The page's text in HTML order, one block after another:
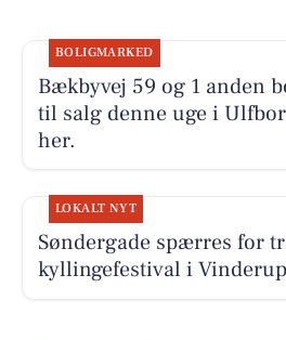
BOLIGMARKED
Bækbyvej 59 og 1 anden
til salg denne uge i
her.
LOKALT NYT
Søndergade spærres for
kyllingefestival i